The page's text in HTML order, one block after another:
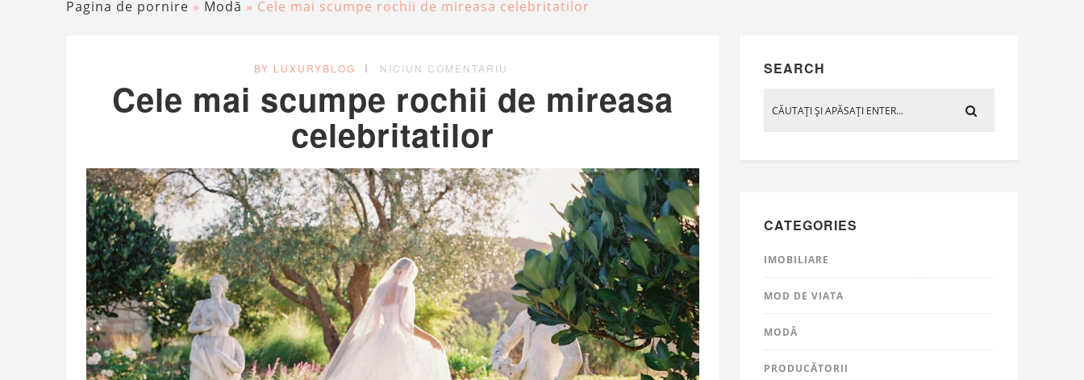
Pagina de pornire » Modă » Cele mai scumpe rochii de mireasa celebritatilor
BY LUXURYBLOG NICIUN COMENTARIU
Cele mai scumpe rochii de mireasa
celebritatilor
SEARCH
CATEGORIES
IMOBILIARE
MOD DE VIATA
MODĂ
PRODUCĂTORII